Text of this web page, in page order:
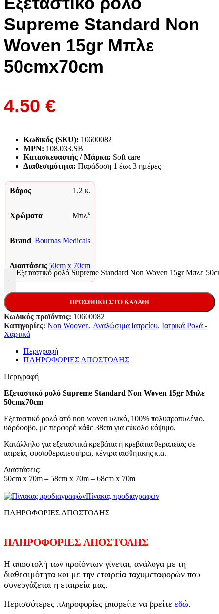
Supreme Standard Non
Woven 15gr Μπλε
50cmx70cm
4.50 €
Κωδικός (SKU): 10600082
MPN: 108.033.SB
Κατασκευαστής / Μάρκα: Soft care
Διαθεσιμότητα: Παράδoση 1 έως 3 ημέρες
Βάρος 1.2 κ.
Χρώματα Μπλέ
Brand Bournas Medicals
Διαστάσεις50cm x 70cm
-
Εξεταστικό ρολό Supreme Standard Non Woven 15gr Μπλε
ΠΡΟΣΘΉΚΗ ΣΤΟ ΚΑΛΆΘΙ
Κωδικός προϊόντος: 10600082
Κατηγορίες: Non Wooven, Αναλώσιμα Ιατρείου, Ιατρικά Ρολά -
Χαρτικά
Περιγραφή
ΠΛΗΡΟΦΟΡΙΕΣ ΑΠΟΣΤΟΛΗΣ
Περιγραφή
Εξεταστικό ρολό Supreme Standard Non Woven 15gr Μπλε
50cmx70cm
Εξεταστικό ρολό από non woven υλικό, 100% πολυπροπυλένιο,
υδρόφοβο, με περφορέ κάθε 38cm για εύκολο κόψιμο.
Κατάλληλο για εξεταστικά κρεβάτια ή κρεβάτια θεραπείας σε
ιατρεία, φυσιοθεραπευτήρια, κέντρα αισθητικής κ.α.
Διαστάσεις:
50cm x 70m – 58cm x 70m – 68cm x 70m
Πίνακας προδιαγραφών
ΠΛΗΡΟΦΟΡΙΕΣ ΑΠΟΣΤΟΛΗΣ
ΠΛΗΡΟΦΟΡΙΕΣ ΑΠΟΣΤΟΛΗΣ
Η αποστολή των προϊόντων γίνεται, ανάλογα με τη
διαθεσιμότητα και με την εταιρεία ταχυμεταφορών που
συνεργάζεται η εταιρεία μας.
Περισσότερες πληροφορίες μπορείτε να βρείτε εδώ.